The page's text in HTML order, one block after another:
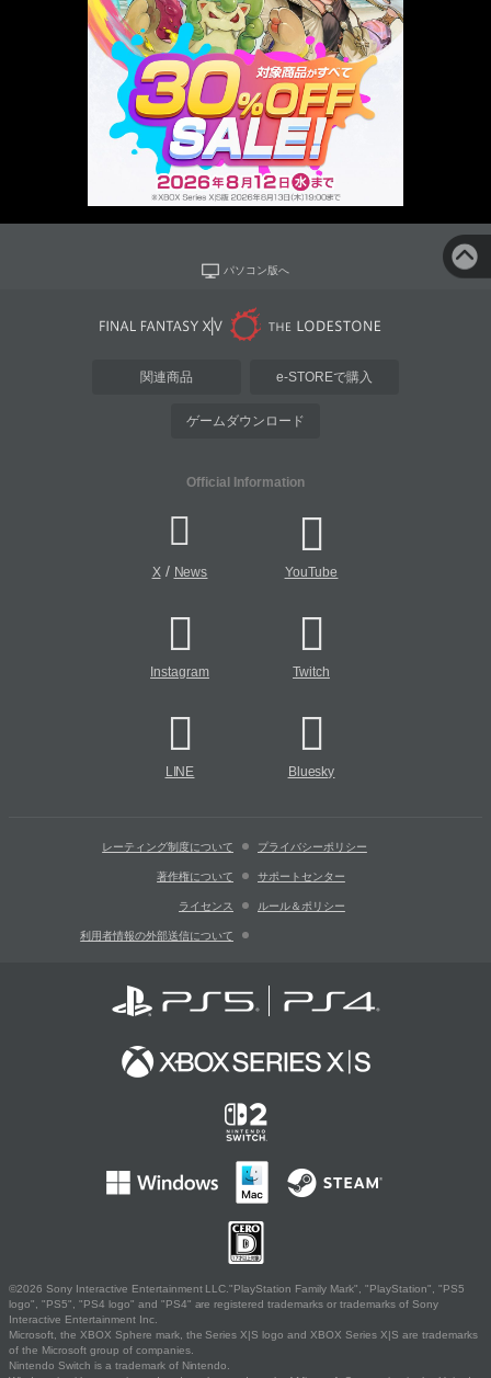
パソコン版へ
関連商品 e-STOREで購入
ゲームダウンロード
Official Information
X/ News YouTube
Instagram Twitch
LINE Bluesky
レーティング制度について プライバシーポリシー
著作権について サポートセンター
ライセンス ルール＆ポリシー
利用者情報の外部送信について
©2026 Sony Interactive Entertainment LLC."PlayStation Family Mark", "PlayStation", "PS5
logo", "PS5", "PS4 logo" and "PS4" are registered trademarks or trademarks of Sony
Interactive Entertainment Inc.
Microsoft, the XBOX Sphere mark, the Series X|S logo and XBOX Series X|S are trademarks
of the Microsoft group of companies.
Nintendo Switch is a trademark of Nintendo.